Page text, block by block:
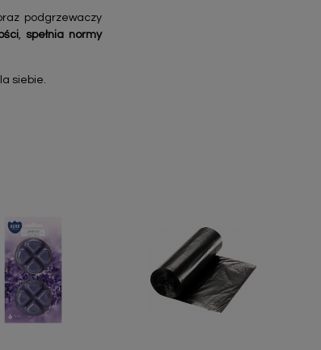
podgrzewaczy
,spełnia normy
siebie.